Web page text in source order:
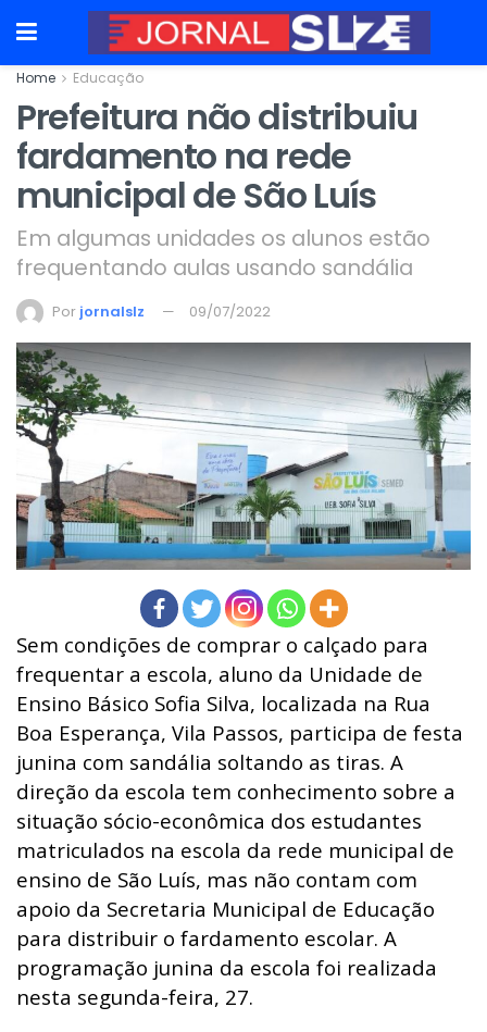
Home Educação
Prefeitura não distribuiu
fardamento na rede
municipal de São Luís
Em algumas unidades os alunos estão
frequentando aulas usando sandália
Por jornalslz 09/07/2022
Sem condições de comprar o calçado para
frequentar a escola, aluno da Unidade de
Ensino Básico Sofia Silva, localizada na Rua
Boa Esperança, Vila Passos, participa de festa
junina com sandália soltando as tiras. A
direção da escola tem conhecimento sobre a
situação sócio-econômica dos estudantes
matriculados na escola da rede municipal de
ensino de São Luís, mas não contam com
apoio da Secretaria Municipal de Educação
para distribuir o fardamento escolar. A
programação junina da escola foi realizada
nesta segunda-feira, 27.